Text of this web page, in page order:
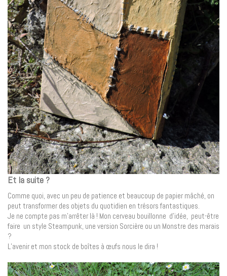
Et la suite ?
Comme quoi, avec un peu de patience et beaucoup de papier mâché, on
peut transformer des objets du quotidien en trésors fantastiques.
Je ne compte pas m’arrêter là ! Mon cerveau bouillonne d’idée, peut-être
faire un style Steampunk, une version Sorcière ou un Monstre des marais
?
L’avenir et mon stock de boîtes à œufs nous le dira !